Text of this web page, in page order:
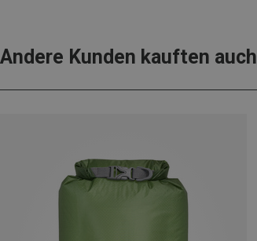
Andere Kunden kauften auch